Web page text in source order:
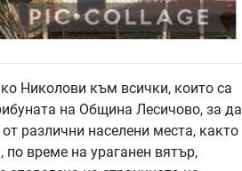
Николови към всички, които са
на Община Лесичово, за да
различни населени места, както
време на ураганен вятър,